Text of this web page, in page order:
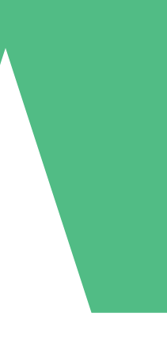
Inget månatligt åtagande